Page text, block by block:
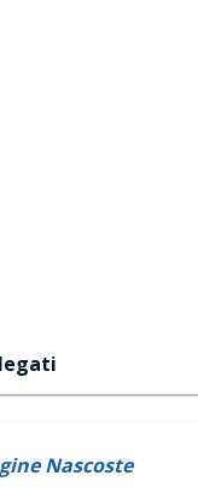
Nascoste